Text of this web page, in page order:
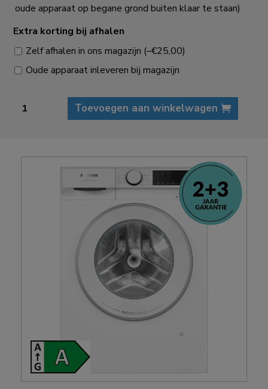
oude apparaat op begane grond buiten klaar te staan)
Extra korting bij afhalen
Zelf afhalen in ons magazijn (–€25,00)
Oude apparaat inleveren bij magazijn
WG44J2A9NL Toevoegen aan winkelwagen